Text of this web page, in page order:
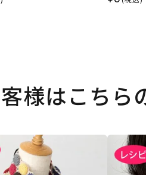
様はこちら